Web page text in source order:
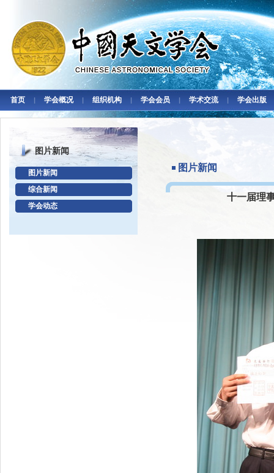
首页 | 学会概况 | 组织机构 | 学会会员 | 学术交流 | 学会出版
图片新闻
图片新闻
综合新闻
学会动态
图片新闻
十一届理